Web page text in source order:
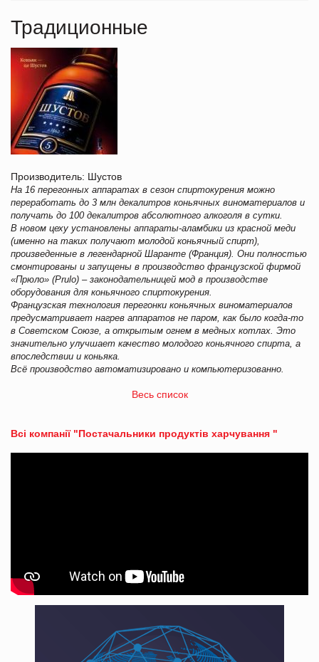
Традиционные
Производитель: Шустов
На 16 перегонных аппаратах в сезон спиртокурения можно
переработать до 3 млн декалитров коньячных виноматериалов и
получать до 100 декалитров абсолютного алкоголя в сутки.
В новом цеху установлены аппараты-аламбики из красной меди
(именно на таких получают молодой коньячный спирт),
произведенные в легендарной Шаранте (Франция). Они полностью
смонтированы и запущены в производство французской фирмой
«Прюло» (Prulo) – законодательницей мод в производстве
оборудования для коньячного спиртокурения.
Французская технология перегонки коньячных виноматериалов
предусматривает нагрев аппаратов не паром, как было когда-то
в Советском Союзе, а открытым огнем в медных котлах. Это
значительно улучшает качество молодого коньячного спирта, а
впоследствии и коньяка.
Всё производство автоматизировано и компьютеризованно.
Весь список
Всі компанії "Постачальники продуктів харчування "